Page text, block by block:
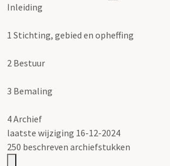
Inleiding
1 Stichting, gebied en opheffing
2 Bestuur
3 Bemaling
4Archief
laatste wijziging 16-12-2024
250 beschreven archiefstukken